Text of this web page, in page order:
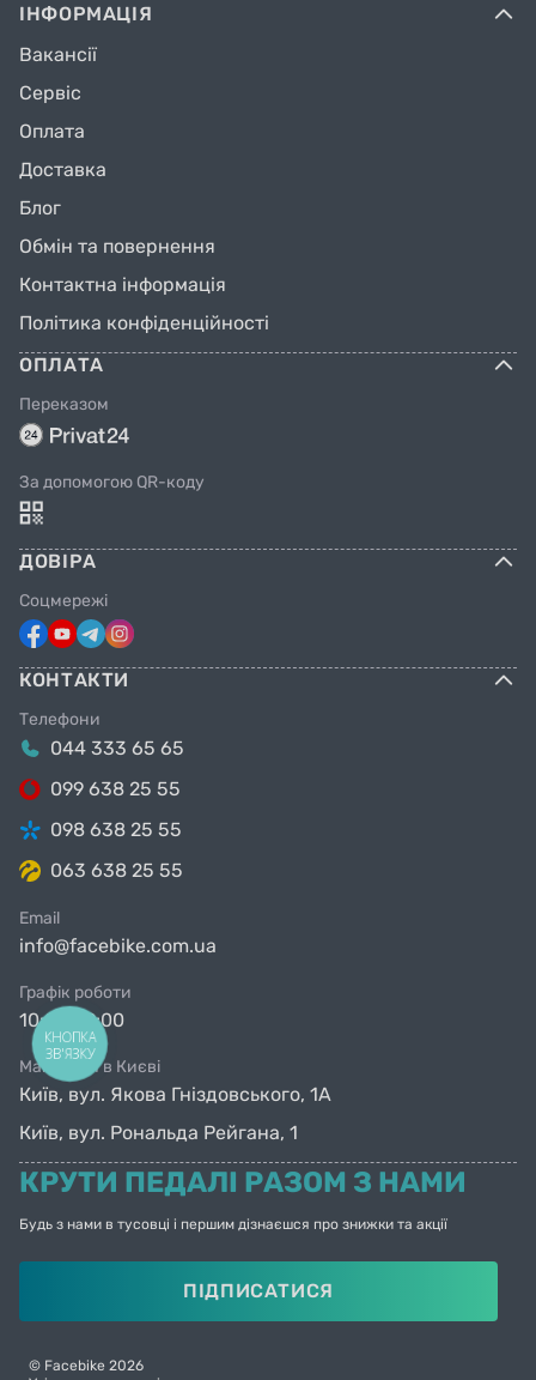
ІНФОРМАЦІЯ
Вакансії
Сервіс
Оплата
Доставка
Блог
Обмін та повернення
Контактна інформація
Політика конфіденційності
ОПЛАТА
Переказом
За допомогою QR-коду
ДОВІРА
Соцмережі
КОНТАКТИ
Телефони
044 333 65 65
099 638 25 55
098 638 25 55
063 638 25 55
Email
info@facebike.com.ua
Графік роботи
10:00-19:00
Магазини в Києві
Київ, вул. Якова Гніздовського, 1А
Київ, вул. Рональда Рейгана, 1
КРУТИ ПЕДАЛІ РАЗОМ З НАМИ
Будь з нами в тусовці і першим дізнаєшся про знижки та акції
ПІДПИСАТИСЯ
© Facebike 2026
КНОПКА
ЗВ'ЯЗКУ